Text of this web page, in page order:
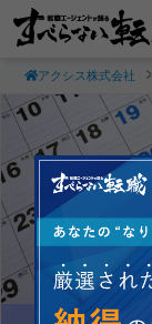
アクシス株式会社